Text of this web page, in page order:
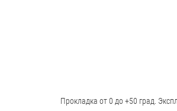
Прокладка от 0 до +50 град.